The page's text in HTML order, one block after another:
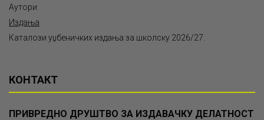
Аутори
Издања
Каталози уџбеничких издања за школску 2026/27.
КОНТАКТ
ПРИВРЕДНО ДРУШТВО ЗА ИЗДАВАЧКУ ДЕЛАТНОСТ